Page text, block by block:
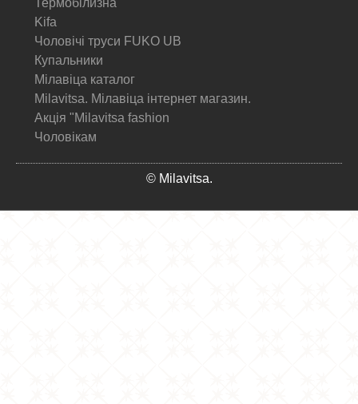
Термобілизна
Kifa
Чоловічі труси FUKO UB
Купальники
Мілавіца каталог
Milavitsa. Мілавіца інтернет магазин.
Акція "Milavitsa fashion
Чоловікам
© Milavitsa.